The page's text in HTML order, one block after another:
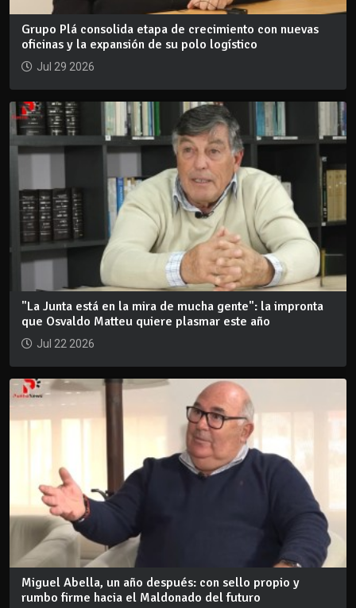
Grupo Plá consolida etapa de crecimiento con nuevas
oficinas y la expansión de su polo logístico
Jul 29 2026
"La Junta está en la mira de mucha gente": la impronta
que Osvaldo Matteu quiere plasmar este año
Jul 22 2026
Miguel Abella, un año después: con sello propio y
rumbo firme hacia el Maldonado del futuro